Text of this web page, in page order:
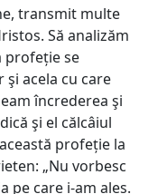
transmit multe
Să analizăm
profeție se
şi acela cu care
încrederea şi
şi el călcâiul
profeție la
„Nu vorbesc
pe care i-am ales.